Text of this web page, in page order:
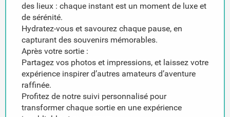
des lieux : chaque instant est un moment de luxe et
de sérénité.
Hydratez-vous et savourez chaque pause, en
capturant des souvenirs mémorables.
Après votre sortie :
Partagez vos photos et impressions, et laissez votre
expérience inspirer d’autres amateurs d’aventure
raffinée.
Profitez de notre suivi personnalisé pour
transformer chaque sortie en une expérience